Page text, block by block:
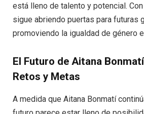
está lleno de talento y potencial.
sigue abriendo puertas para futuras
promoviendo la igualdad de género
El Futuro de Aitana
Retos y Metas
A medida que Aitana Bonmatí